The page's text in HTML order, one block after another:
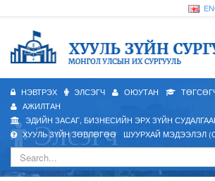
НЭВТРЭХ ЭЛСЭГЧ ОЮУТАН
АЖИЛТАН
ЭДИЙН ЗАСАГ, БИЗНЕСИЙН ЭРХ ЗҮЙН
ХУУЛЬ ЗҮЙН ЗӨВЛӨГӨӨ
ШУУРХАЙ МЭДЭЭЛЭЛ
Элсэгч